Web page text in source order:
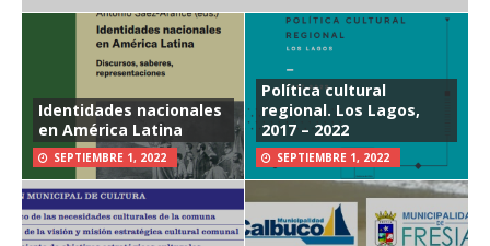
Identidades nacionales
en América Latina
SEPTIEMBRE 1, 2022
Política cultural
regional. Los Lagos,
2017 – 2022
SEPTIEMBRE 1, 2022